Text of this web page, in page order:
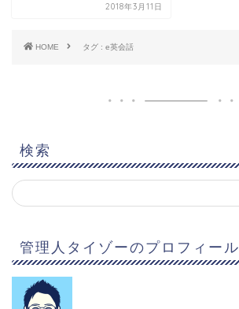
2018年3月11日
HOME タグ : e英会話
検索
管理人タイゾーのプロフィール